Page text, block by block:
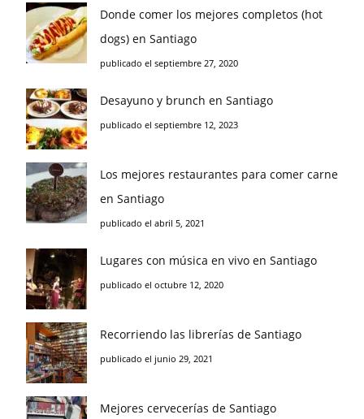
Donde comer los mejores completos (hot
dogs) en Santiago
publicado el septiembre 27, 2020
Desayuno y brunch en Santiago
publicado el septiembre 12, 2023
Los mejores restaurantes para comer carne
en Santiago
publicado el abril 5, 2021
Lugares con música en vivo en Santiago
publicado el octubre 12, 2020
Recorriendo las librerías de Santiago
publicado el junio 29, 2021
Mejores cervecerías de Santiago